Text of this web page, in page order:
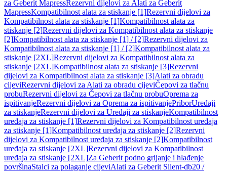
za Geberit MapressRezervni dijelovi za Alati za Geberit
MapressKompatibilnost alata za stiskanje [1]Rezervni dijelovi za
Kompatibilnost alata za stiskanje [1]Kompatibilnost alata za
stiskanje [2]Rezervni dijelovi za Kompatibilnost alata za stiskanje
[2]Kompatibilnost alata za stiskanje [1] / [2]Rezervni dijelovi za
Kompatibilnost alata za stiskanje [1] / [2]Kompatibilnost alata za
stiskanje [2XL]Rezervni dijelovi za Kompatibilnost alata za
stiskanje [2XL]Kompatibilnost alata za stiskanje [3]Rezervni
dijelovi za Kompatibilnost alata za stiskanje [3]Alati za obradu
cijeviRezervni dijelovi za Alati za obradu cijeviČepovi za tlačnu
probuRezervni dijelovi za Čepovi za tlačnu probuOprema za
ispitivanjeRezervni dijelovi za Oprema za ispitivanjePriborUređaji
za stiskanjeRezervni dijelovi za Uređaji za stiskanjeKompatibilnost
uređaja za stiskanje [1]Rezervni dijelovi za Kompatibilnost uređaja
za stiskanje [1]Kompatibilnost uređaja za stiskanje [2]Rezervni
dijelovi za Kompatibilnost uređaja za stiskanje [2]Kompatibilnost
uređaja za stiskanje [2XL]Rezervni dijelovi za Kompatibilnost
uređaja za stiskanje [2XL]Za Geberit podno grijanje i hlađenje
površinaStalci za polaganje cijeviAlati za Geberit Silent-db20 /